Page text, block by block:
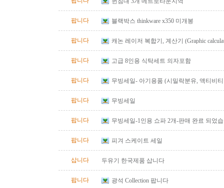
팝니다 블랙박스 thinkware x350 미개봉
팝니다
캐논 레이저 복합기, 계산기 (Graphic
팝니다
고급 8인용 식탁세트 의자포함
팝니다
무빙세일- 아기용품 (시밀락분유, 액티비
팝니다
무빙세일
팝니다 무빙세일-1인용 쇼파 2개-판매 완료 되었
팝니다 피겨 스케이트 세일
삽니다 두유기 한국제품 삽니다
팝니다 광석 Collection 팝니다